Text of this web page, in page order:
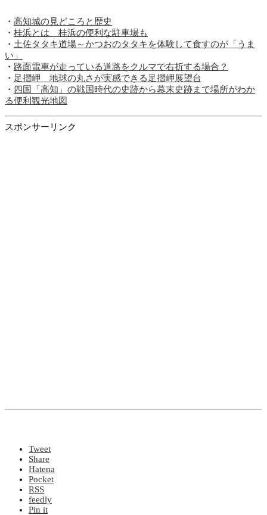
・ 高知城の見どころと歴史
・ 桂浜とは 桂浜の便利な駐車場も
・ 土佐タタキ道場～かつおのタタキを体験して食すのが「うま
い」
・ 路面電車が走っている道路をクルマで右折する場合？
・ 足摺岬 地球の丸さが実感できる足摺岬展望台
・ 四国「高知」の戦国時代の史跡から幕末史跡まで場所がわか
る便利観光地図
スポンサーリンク
Tweet
Share
Hatena
Pocket
RSS
feedly
Pin it